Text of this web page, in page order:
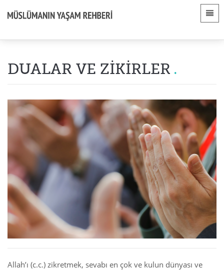
العربية
azərbaycan
Bosanski
简体中文
English
Français
Hausa
Bahasa Indonesia
فارسی
DUALAR VE ZIKIRLER
Allah’ı (c.c.) zikretmek, sevabı en çok ve kulun dünyası ve